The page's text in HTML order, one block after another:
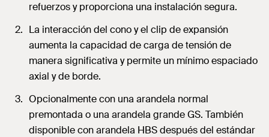
refuerzos y proporciona una instalación segura.
La interacción del cono y el clip de expansión
aumenta la capacidad de carga de tensión de
manera significativa y permite un mínimo espaciado
axial y de borde.
Opcionalmente con una arandela normal
premontada o una arandela grande GS. También
disponible con arandela HBS después del estándar